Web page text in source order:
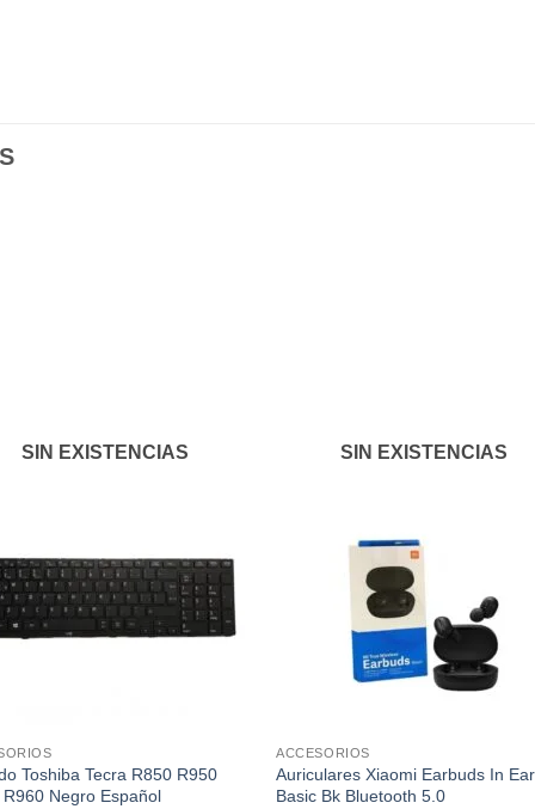
SIN EXISTENCIAS
Toshiba Tecra R850 R950
R960 Negro Español
SIN EXISTENCIAS
ACCESORIOS
Auriculares Xiaomi Earbuds In Ear
Basic Bk Bluetooth 5.0